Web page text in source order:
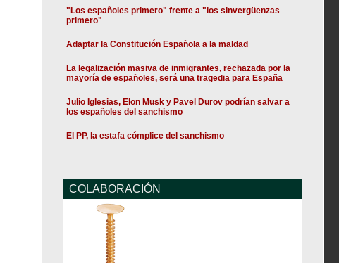
"Los españoles primero" frente a "los sinvergüenzas
primero"
Adaptar la Constitución Española a la maldad
La legalización masiva de inmigrantes, rechazada por la
mayoría de españoles, será una tragedia para España
Julio Iglesias, Elon Musk y Pavel Durov podrían salvar a
los españoles del sanchismo
El PP, la estafa cómplice del sanchismo
COLABORACIÓN